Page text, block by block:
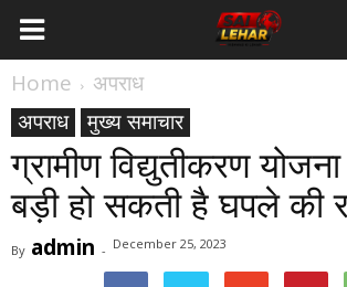
Home
अपराध
अपराध
मुख्य समाचार
ग्रामीण विद्युतीकरण
बड़ी हो सकती है घपले की
By admin - December 25, 2023